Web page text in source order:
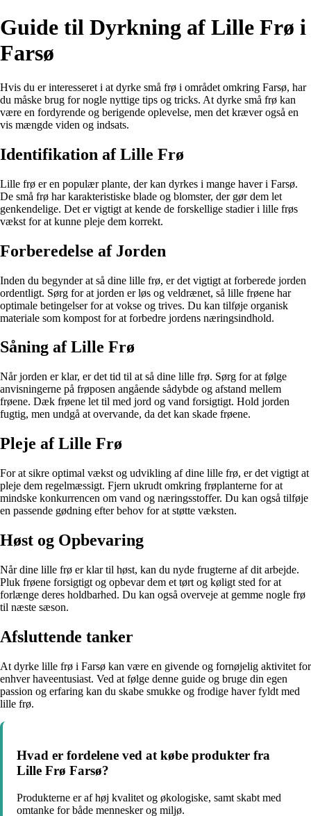
Guide til Dyrkning af Lille Frø i
Farsø
Hvis du er interesseret i at dyrke små frø i området omkring Farsø, har
du måske brug for nogle nyttige tips og tricks. At dyrke små frø kan
være en fordyrende og berigende oplevelse, men det kræver også en
vis mængde viden og indsats.
Identifikation af Lille Frø
Lille frø er en populær plante, der kan dyrkes i mange haver i Farsø.
De små frø har karakteristiske blade og blomster, der gør dem let
genkendelige. Det er vigtigt at kende de forskellige stadier i lille frøs
vækst for at kunne pleje dem korrekt.
Forberedelse af Jorden
Inden du begynder at så dine lille frø, er det vigtigt at forberede jorden
ordentligt. Sørg for at jorden er løs og veldrænet, så lille frøene har
optimale betingelser for at vokse og trives. Du kan tilføje organisk
materiale som kompost for at forbedre jordens næringsindhold.
Såning af Lille Frø
Når jorden er klar, er det tid til at så dine lille frø. Sørg for at følge
anvisningerne på frøposen angående sådybde og afstand mellem
frøene. Dæk frøene let til med jord og vand forsigtigt. Hold jorden
fugtig, men undgå at overvande, da det kan skade frøene.
Pleje af Lille Frø
For at sikre optimal vækst og udvikling af dine lille frø, er det vigtigt at
pleje dem regelmæssigt. Fjern ukrudt omkring frøplanterne for at
mindske konkurrencen om vand og næringsstoffer. Du kan også tilføje
en passende gødning efter behov for at støtte væksten.
Høst og Opbevaring
Når dine lille frø er klar til høst, kan du nyde frugterne af dit arbejde.
Pluk frøene forsigtigt og opbevar dem et tørt og køligt sted for at
forlænge deres holdbarhed. Du kan også overveje at gemme nogle frø
til næste sæson.
Afsluttende tanker
At dyrke lille frø i Farsø kan være en givende og fornøjelig aktivitet for
enhver haveentusiast. Ved at følge denne guide og bruge din egen
passion og erfaring kan du skabe smukke og frodige haver fyldt med
lille frø.
Hvad er fordelene ved at købe produkter fra
Lille Frø Farsø?
Produkterne er af høj kvalitet og økologiske, samt skabt med
omtanke for både mennesker og miljø.